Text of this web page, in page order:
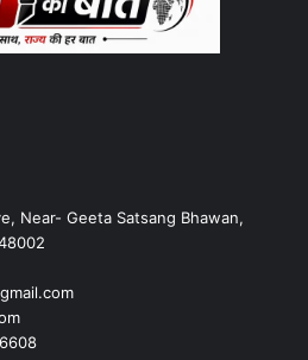
Near- Geeta Satsang Bhawan,